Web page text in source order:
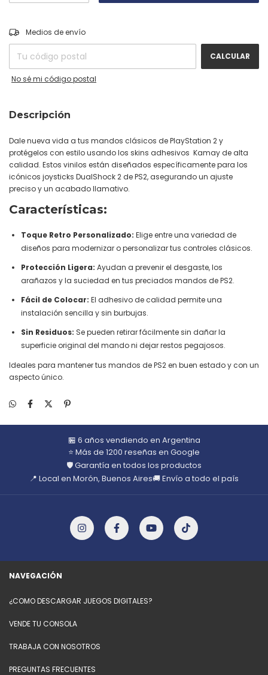
Entregas para el CP:
Medios de envío
CALCULAR
No sé mi código postal
Descripción
Dale nueva vida a tus mandos clásicos de PlayStation 2 y
protégelos con estilo usando los skins adhesivos Kamay de alta
calidad. Estos vinilos están diseñados específicamente para los
icónicos joysticks DualShock 2 de PS2, asegurando un ajuste
preciso y un acabado llamativo.
Características:
Toque Retro Personalizado: Elige entre una variedad de
diseños para modernizar o personalizar tus controles clásicos.
Protección Ligera: Ayudan a prevenir el desgaste, los
arañazos y la suciedad en tus preciados mandos de PS2.
Fácil de Colocar: El adhesivo de calidad permite una
instalación sencilla y sin burbujas.
Sin Residuos: Se pueden retirar fácilmente sin dañar la
superficie original del mando ni dejar restos pegajosos.
Ideales para mantener tus mandos de PS2 en buen estado y con un
aspecto único.
🏪 6 años vendiendo en Argentina
⭐ Más de 1200 reseñas en Google
🛡️ Garantía en todos los productos
📍 Local en Morón, Buenos Aires🚚 Envío a todo el país
NAVEGACIÓN
¿COMO DESCARGAR JUEGOS DIGITALES?
VENDE TU CONSOLA
TRABAJA CON NOSOTROS
PREGUNTAS FRECUENTES